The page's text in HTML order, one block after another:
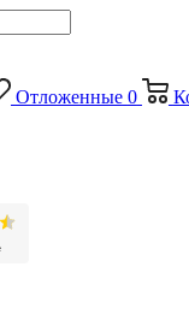
Отложенные 0